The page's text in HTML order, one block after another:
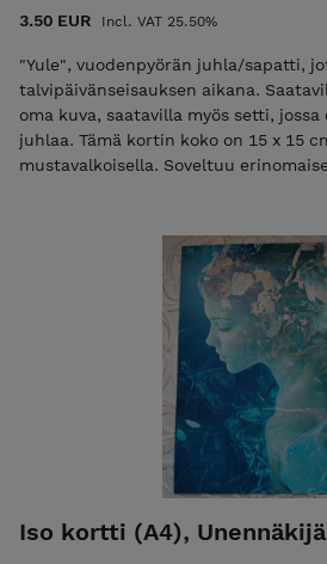
3.50 EUR Incl. VAT 25.50%
"Yule", vuodenpyörän juhla/sapatti,
talvipäivänseisauksen aikana.
oma kuva, saatavilla myös setti,
juhlaa. Tämä kortin koko on 15 x 15
mustavalkoisella. Soveltuu
Iso kortti (A4), Unennäkijä